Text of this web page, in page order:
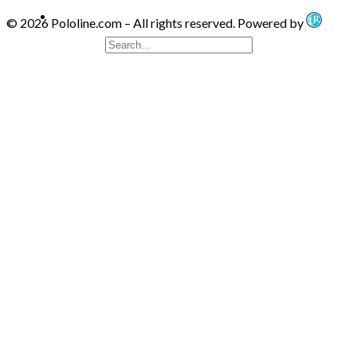
© 2026 Pololine.com – All rights reserved. Powered by